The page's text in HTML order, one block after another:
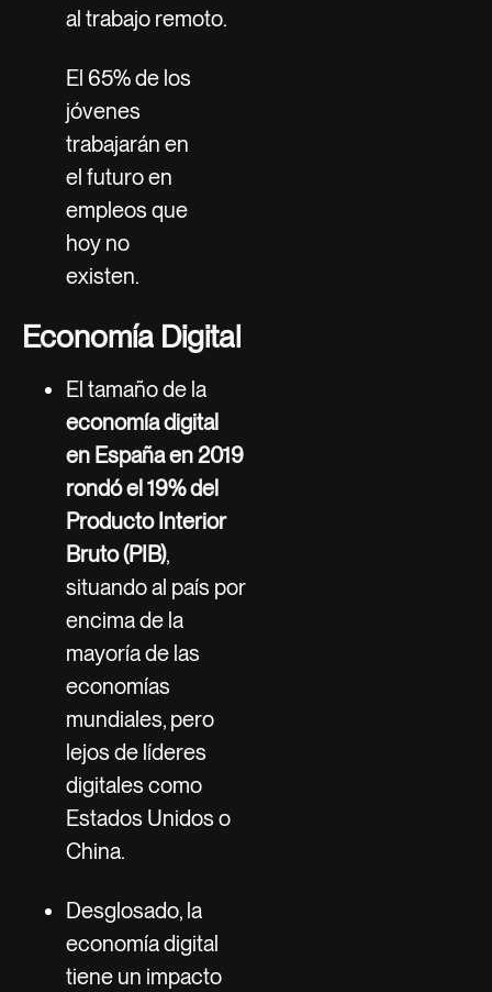
al trabajo remoto.
El 65% de los
jóvenes
trabajarán en
el futuro en
empleos que
hoy no
existen.
Economía Digital
El tamaño de la
economía digital
en España en 2019
rondó el 19% del
Producto Interior
Bruto (PIB),
situando al país por
encima de la
mayoría de las
economías
mundiales, pero
lejos de líderes
digitales como
Estados Unidos o
China.
Desglosado, la
economía digital
tiene un impacto